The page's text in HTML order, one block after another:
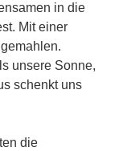
in die
Mit einer
unsere Sonne,
schenkt uns
die